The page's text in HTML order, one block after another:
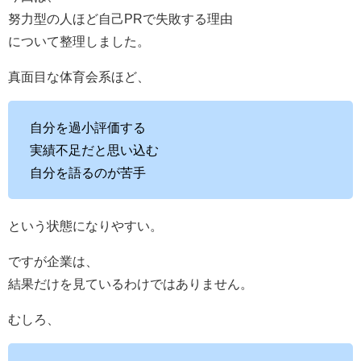
努力型の人ほど自己PRで失敗する理由
について整理しました。
真面目な体育会系ほど、
自分を過小評価する
実績不足だと思い込む
自分を語るのが苦手
という状態になりやすい。
ですが企業は、
結果だけを見ているわけではありません。
むしろ、